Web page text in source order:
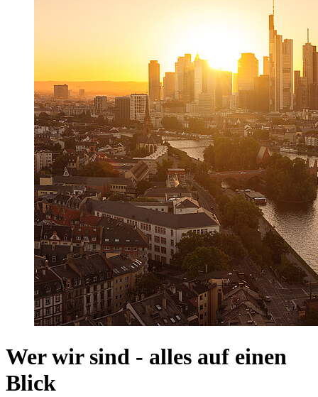
Wer wir sind - alles auf einen
Blick